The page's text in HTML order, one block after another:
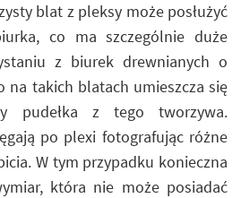
blat z pleksy może posłużyć
co ma szczególnie duże
z biurek drewnianych o
na takich blatach umieszcza się
pudełka z tego tworzywa.
po plexi fotografując różne
W tym przypadku konieczna
która nie może posiadać